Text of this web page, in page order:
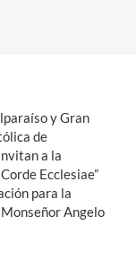
y Gran
de
a la
Ecclesiae”
para la
Monseñor Angelo